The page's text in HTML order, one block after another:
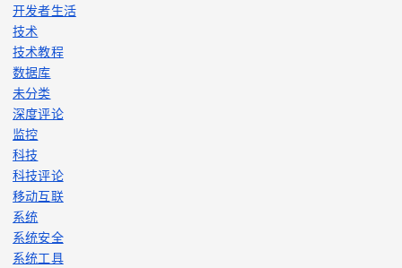
开发者生活
技术
技术教程
数据库
未分类
深度评论
监控
科技
科技评论
移动互联
系统
系统安全
系统工具